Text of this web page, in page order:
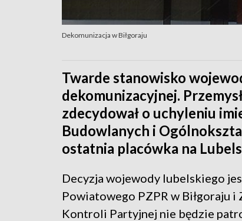
Dekomunizacja w Biłgoraju
Twarde stanowisko
dekomunizacyjnej.
zdecydował o uchyleniu
Budowlanych i
ostatnia placówka na
Decyzja wojewody lubelskiego
Powiatowego PZPR w Biłgoraju
Kontroli Partyjnej nie będzie